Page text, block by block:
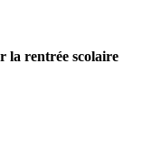
la rentrée scolaire